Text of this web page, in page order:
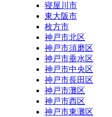
寝屋川市
東大阪市
枚方市
神戸市北区
神戸市須磨区
神戸市垂水区
神戸市中央区
神戸市長田区
神戸市灘区
神戸市西区
神戸市東灘区